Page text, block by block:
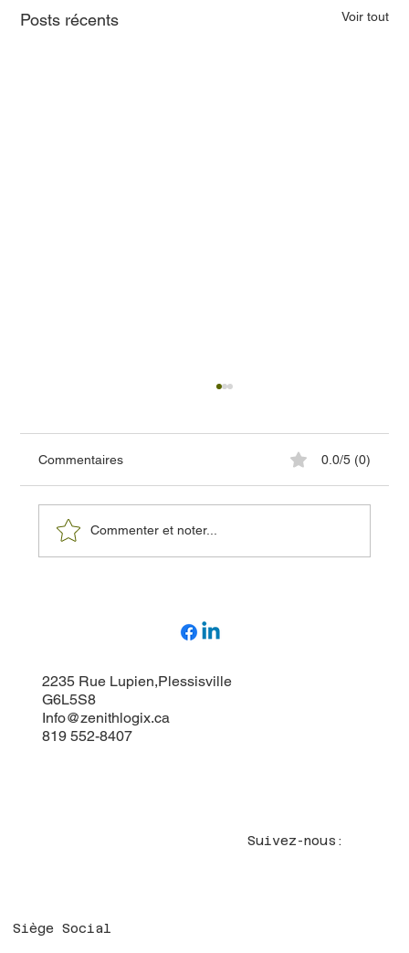
Posts récents Voir tout
partenariat pour une sécurité renforcée et
une conformité assurée
Commentaires 0.0/5 (0)
Commenter et noter...
2235 Rue Lupien,Plessisville
G6L5S8
Info@zenithlogix.ca
819 552-8407
Siège Social
Suivez-nous: